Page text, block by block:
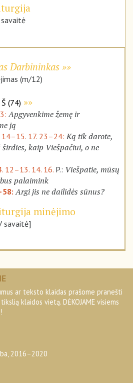
Darbininkas
(m/12)
Š (74)
3:Apgyvenkime žemę ir
ją
14–15. 17. 23–24:Ką tik darote,
kaip Viešpačiui, o ne
12–13. 14. 16. P.: Viešpatie, mūsų
palaimink
Argi jis ne dailidės sūnus?
minėjimo
savaitė]
ar teksto klaidas prašome pranešti
klaidos vietą. DĖKOJAME visiems
2016–2020